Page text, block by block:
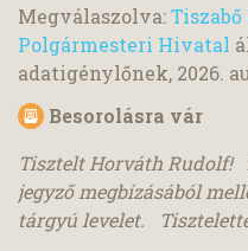
Megválaszolva:
Polgármesteri Hivatal
adatigénylőnek, 2026.
Besorolásra vár
Tisztelt Horváth Rudolf!
jegyző megbízásából
tárgyú levelet.